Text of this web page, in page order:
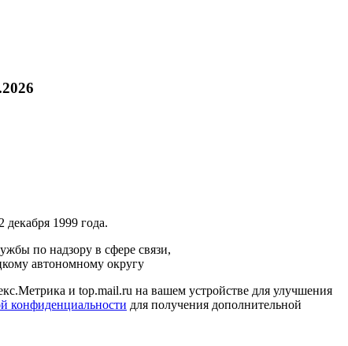
декабря 1999 года.
по надзору в сфере связи,
автономному округу
и top.mail.ru на вашем устройстве для улучшения
конфиденциальности для получения дополнительной